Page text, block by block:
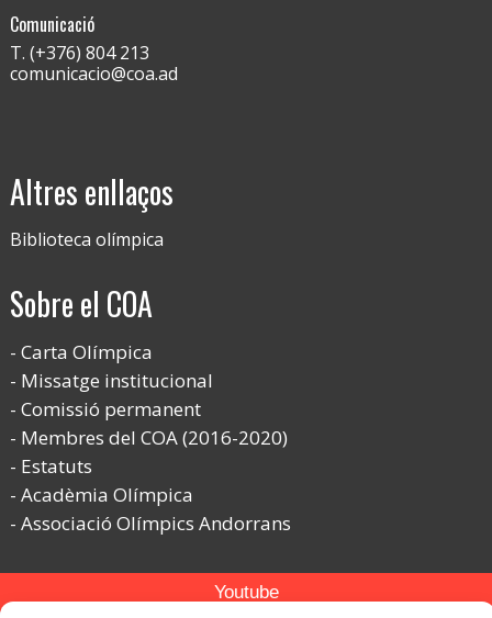
Comunicació
T. (+376) 804 213
comunicacio@coa.ad
Altres enllaços
Biblioteca olímpica
Sobre el COA
Carta Olímpica
Missatge institucional
Comissió permanent
Membres del COA (2016-2020)
Estatuts
Acadèmia Olímpica
Associació Olímpics Andorrans
Youtube